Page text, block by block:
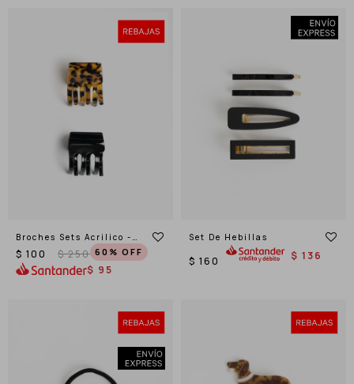
Broches Sets Acrilico -
Combinacion Bicolor
$ 100 $ 250 60
$ 95
Set De Hebillas
$ 160 $ 136